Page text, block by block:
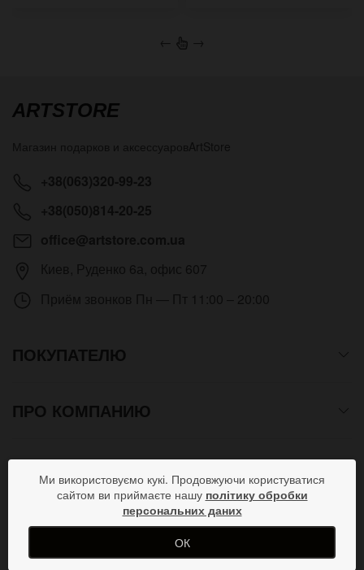
← →
ARTSTORE
ПОКУПАТЕЛЮ
ПРО КОМПАНИЮ
СПОСОБЫ ОПЛАТЫ
ПРИСОЕДИНЯЙСЯ В СОЦСЕТЯХ
Ми використовуємо кукі. Продовжуючи користуватися
сайтом ви приймаєте нашу політику обробки
персональних даних
ОК